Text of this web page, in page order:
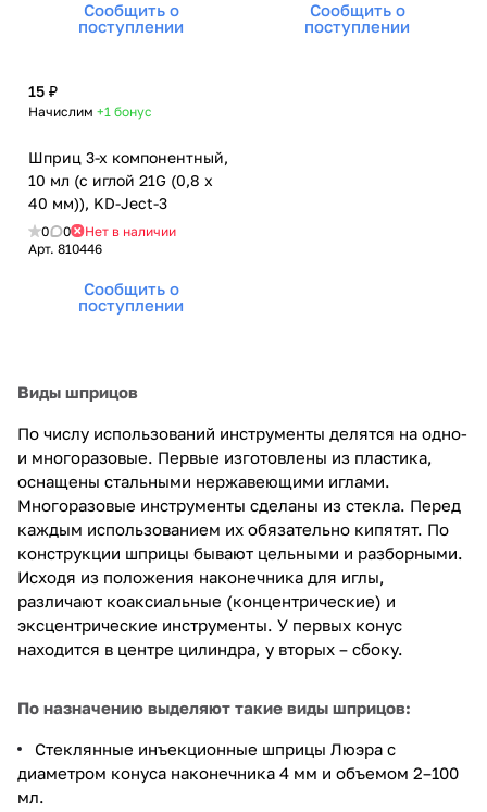
Сообщить о
поступлении
Сообщить о
поступлении
15 ₽
Начислим +1 бонус
Шприц 3-х компонентный,
10 мл (с иглой 21G (0,8 х
40 мм)), KD-Ject-3
0 0
Нет в наличии
Арт. 810446
Сообщить о
поступлении
Виды шприцов
По числу использований инструменты делятся на одно-
и многоразовые. Первые изготовлены из пластика,
оснащены стальными нержавеющими иглами.
Многоразовые инструменты сделаны из стекла. Перед
каждым использованием их обязательно кипятят. По
конструкции шприцы бывают цельными и разборными.
Исходя из положения наконечника для иглы,
различают коаксиальные (концентрические) и
эксцентрические инструменты. У первых конус
находится в центре цилиндра, у вторых – сбоку.
По назначению выделяют такие виды шприцов:
Стеклянные инъекционные шприцы Люэра с
диаметром конуса наконечника 4 мм и объемом 2–100
мл.